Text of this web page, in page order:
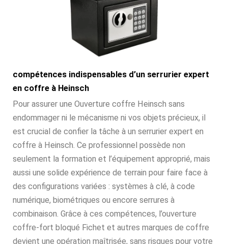
compétences indispensables d’un serrurier expert
en coffre à Heinsch
Pour assurer une Ouverture coffre Heinsch sans
endommager ni le mécanisme ni vos objets précieux, il
est crucial de confier la tâche à un serrurier expert en
coffre à Heinsch. Ce professionnel possède non
seulement la formation et l’équipement approprié, mais
aussi une solide expérience de terrain pour faire face à
des configurations variées : systèmes à clé, à code
numérique, biométriques ou encore serrures à
combinaison. Grâce à ces compétences, l’ouverture
coffre-fort bloqué Fichet et autres marques de coffre
devient une opération maîtrisée, sans risques pour votre